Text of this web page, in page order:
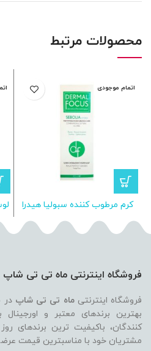
محصولات مرتبط
اتمام موجودی
کرم مرطوب کننده سبولیا هیدرا
فروشگاه اینترنتی ماه تی تی شاپ
فروشگاه اینترنتیماه تی تی شاپ در
بهترین برندهای معتبر و
کنندگان، باکیفیت ترین برندهای
مشتریان خود با مناسبترین قیمت